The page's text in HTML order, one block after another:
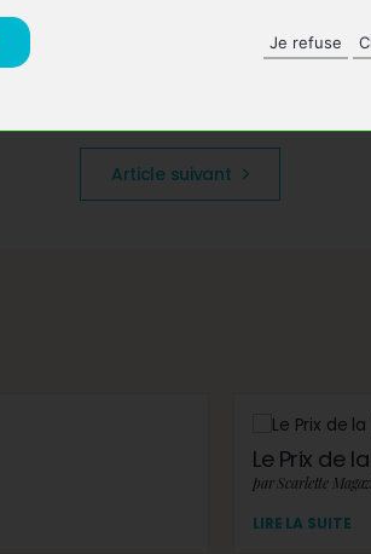
Je refuse
Article suivant
Le Prix de
par Scarlette
LIRE LA SUITE